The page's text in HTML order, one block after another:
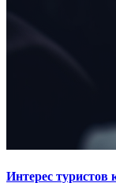
Интерес